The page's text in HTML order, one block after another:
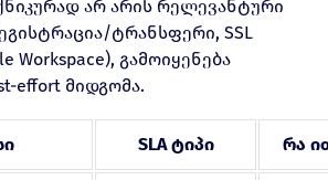
არ არის რელევანტური
ტრანსფერი, SSL
Workspace), გამოიყენება
effort მიდგომა.
SLA ტიპი რა